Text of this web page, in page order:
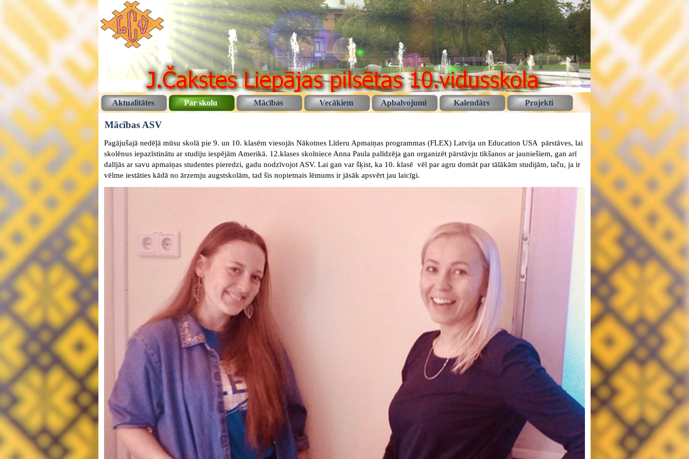
Aktualitātes Par skolu Mācības Vecākiem Apbalvojumi Kalendārs Projekti
Mācības ASV
Pagājušajā nedēļā mūsu skolā pie 9. un 10. klasēm viesojās Nākotnes Līderu Apmaiņas programmas (FLEX) Latvija un Education USA pārstāves, lai
skolēnus iepazīstinātu ar studiju iespējām Amerikā. 12.klases skolniece Anna Paula palīdzēja gan organizēt pārstāvju tikšanos ar jauniešiem, gan arī
dalījās ar savu apmaiņas studentes pieredzi, gadu nodzīvojot ASV. Lai gan var šķist, ka 10. klasē vēl par agru domāt par tālākām studijām, taču, ja ir
vēlme iestāties kādā no ārzemju augstskolām, tad šis nopietnais lēmums ir jāsāk apsvērt jau laicīgi.